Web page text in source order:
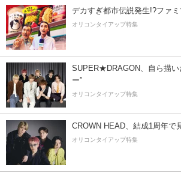
デカすぎ都市伝説発生!?ファ
オリコンタイアップ特集
SUPER★DRAGON、自ら描い
ー”
オリコンタイアップ特集
CROWN HEAD、結成1周年で
オリコンタイアップ特集